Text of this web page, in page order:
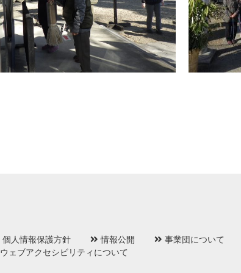
個人情報保護方針 情報公開
事業団について
ウェブアクセシビリティについて